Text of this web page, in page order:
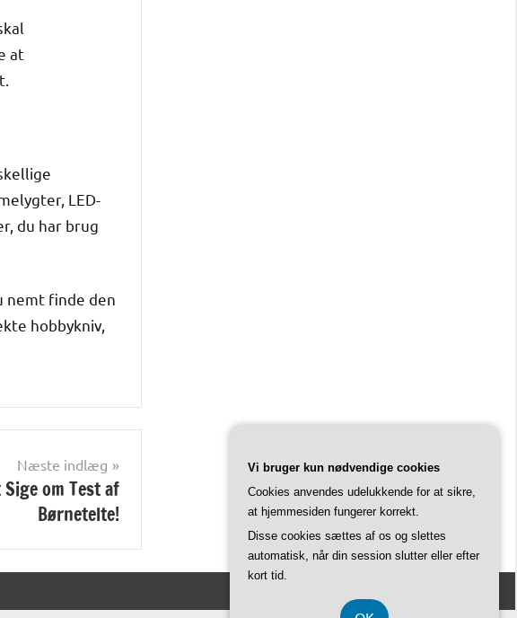
at
LED-
du har brug
nemt finde den
hobbykniv,
Næste indlæg
om Test af
Børnetelte!
Vi bruger kun nødvendige cookies
Cookies anvendes udelukkende for at sikre,
at hjemmesiden fungerer korrekt.
Disse cookies sættes af os og slettes
automatisk, når din session slutter eller efter
kort tid.